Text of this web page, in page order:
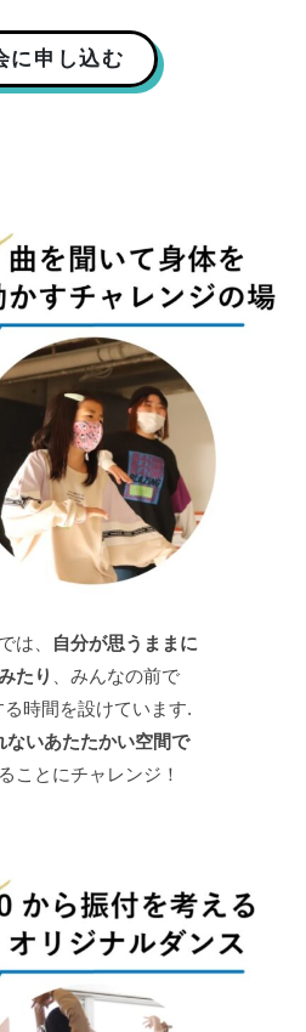
に申し込む
は、
自分が思うままに
たり
、みんなの前で
時間を設けています.
ないあたたかい空間で
ことにチャレンジ！